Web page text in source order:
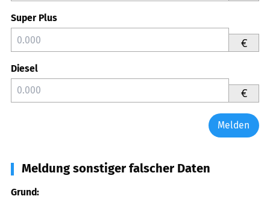
Super Plus
€
Diesel
€
Melden
Meldung sonstiger falscher Daten
Grund: